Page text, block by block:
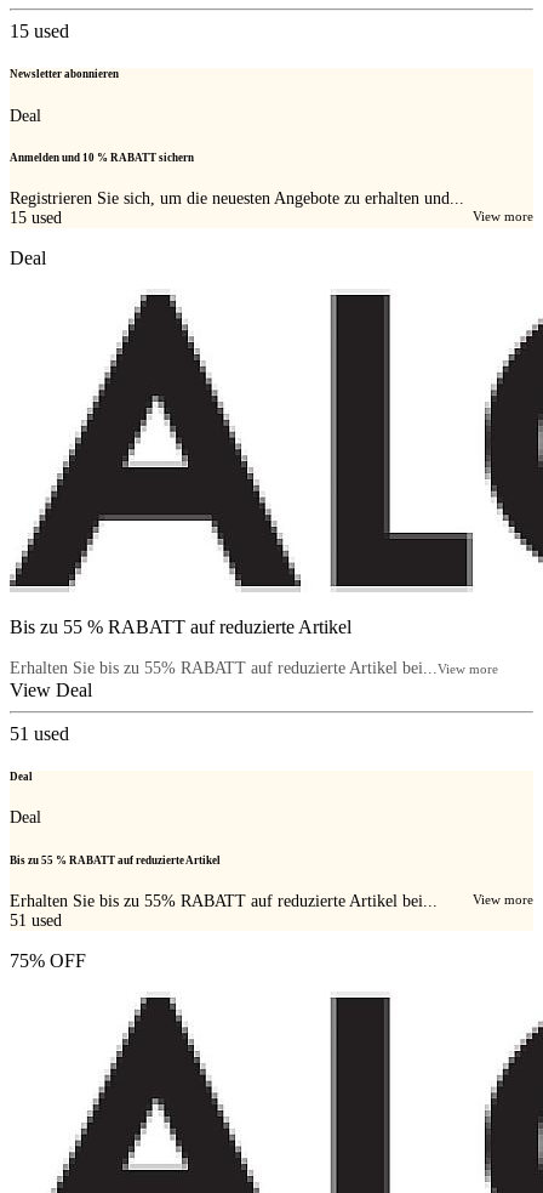
15 used
Newsletter abonnieren
Deal
Anmelden und 10 % RABATT sichern
Registrieren Sie sich, um die neuesten Angebote zu erhalten und...
View more
15 used
Deal
Bis zu 55 % RABATT auf reduzierte Artikel
Erhalten Sie bis zu 55% RABATT auf reduzierte Artikel bei...View more
View Deal
51 used
Deal
Deal
Bis zu 55 % RABATT auf reduzierte Artikel
Erhalten Sie bis zu 55% RABATT auf reduzierte Artikel bei... View more
51 used
75% OFF